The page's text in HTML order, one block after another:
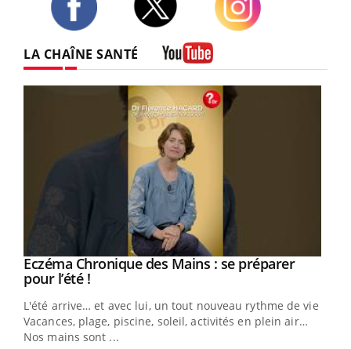
LA CHAÎNE SANTÉ
Youtube
Eczéma Chronique des Mains : se préparer
pour l’été !Youtube
L'été arrive… et avec lui, un tout nouveau rythme de vie !
Vacances, plage, piscine, soleil, activités en plein air…
Nos mains sont ...